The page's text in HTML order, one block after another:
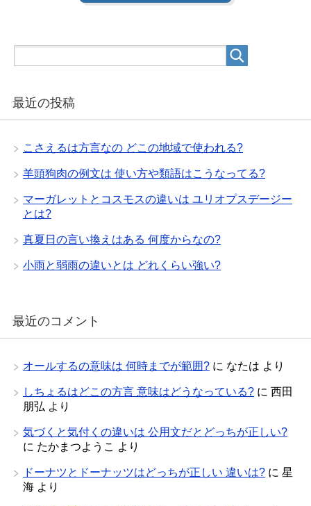
最近の投稿
こさえるは方言なの どこの地域で使われる?
羊頭狗肉の例文は 使い方や類語はこうなってる?
マーガレットとコスモスの違いは ユリオプスデージー
とは?
真夏日の言い換えはある 何度からなの?
小雨と弱雨の違いとは どれくらい強い?
最近のコメント
オールするの意味は 何時までが範囲? に なたは より
しちょるはどこの方言 意味はどうなっている? に 西田
朋弘 より
気づくと気付くの違いは 公用文だとどっちが正しい?
に たかまつようこ より
ドーナツとドーナッツはどっちが正しい 違いは? に 星
海 より